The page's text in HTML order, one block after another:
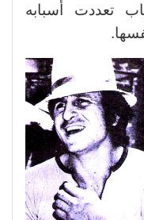
تعددت أسبابه